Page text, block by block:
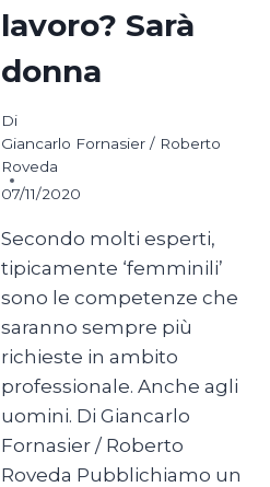
lavoro? Sarà
donna
Di
Giancarlo Fornasier / Roberto
Roveda
07/11/2020
Secondo molti esperti,
tipicamente ‘femminili’
sono le competenze che
saranno sempre più
richieste in ambito
professionale. Anche agli
uomini. Di Giancarlo
Fornasier / Roberto
Roveda Pubblichiamo un